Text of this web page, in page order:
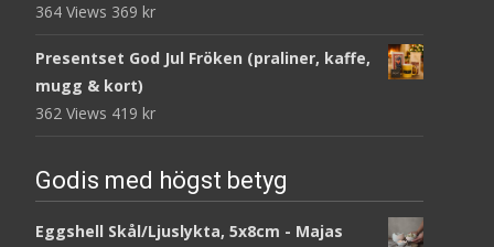
364 Views 369 kr
Presentset God Jul Fröken (praliner, kaffe,
mugg & kort)
362 Views 419 kr
Godis med högst betyg
Eggshell Skål/Ljuslykta, 5x8cm - Majas